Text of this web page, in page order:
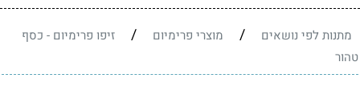
מתנות לפי נושאים / מוצרי פרימיום /
זיפו פרימיום - כסף
טהור